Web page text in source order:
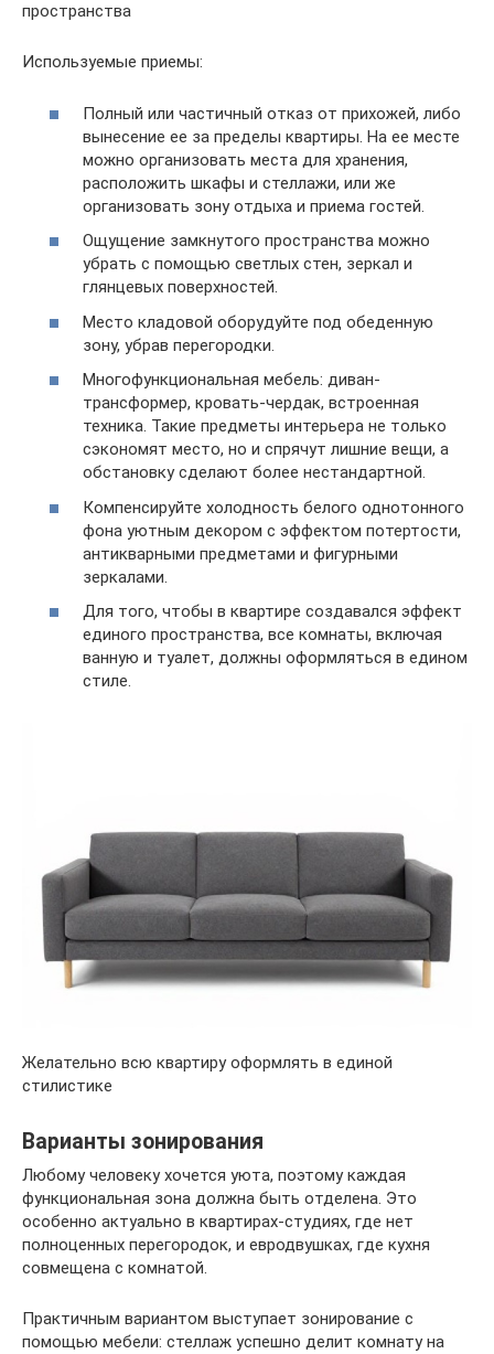
пространства
Используемые приемы:
Полный или частичный отказ от прихожей, либо
вынесение ее за пределы квартиры. На ее месте
можно организовать места для хранения,
расположить шкафы и стеллажи, или же
организовать зону отдыха и приема гостей.
Ощущение замкнутого пространства можно
убрать с помощью светлых стен, зеркал и
глянцевых поверхностей.
Место кладовой оборудуйте под обеденную
зону, убрав перегородки.
Многофункциональная мебель: диван-
трансформер, кровать-чердак, встроенная
техника. Такие предметы интерьера не только
сэкономят место, но и спрячут лишние вещи, а
обстановку сделают более нестандартной.
Компенсируйте холодность белого однотонного
фона уютным декором с эффектом потертости,
антикварными предметами и фигурными
зеркалами.
Для того, чтобы в квартире создавался эффект
единого пространства, все комнаты, включая
ванную и туалет, должны оформляться в едином
стиле.
Желательно всю квартиру оформлять в единой
стилистике
Варианты зонирования
Любому человеку хочется уюта, поэтому каждая
функциональная зона должна быть отделена. Это
особенно актуально в квартирах-студиях, где нет
полноценных перегородок, и евродвушках, где кухня
совмещена с комнатой.
Практичным вариантом выступает зонирование с
помощью мебели: стеллаж успешно делит комнату на